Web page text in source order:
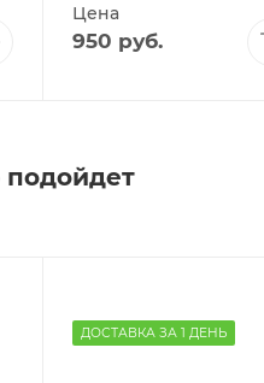
Цена
950 руб.
подойдет
ДОСТАВКА ЗА 1 ДЕНЬ